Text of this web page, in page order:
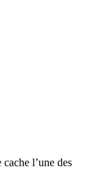
l’une des